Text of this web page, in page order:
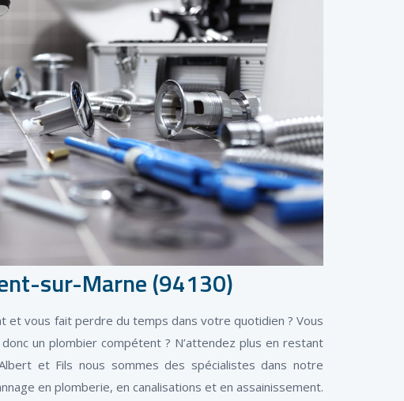
sur-Marne (94130)
et vous fait perdre du temps dans votre quotidien ? Vous
un plombier compétent ? N’attendez plus en restant
et Fils nous sommes des spécialistes dans notre
en plomberie, en canalisations et en assainissement.